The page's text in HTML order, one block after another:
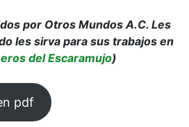
por Otros Mundos A.C. Les
les sirva para sus trabajos en
del Escaramujo)
pdf